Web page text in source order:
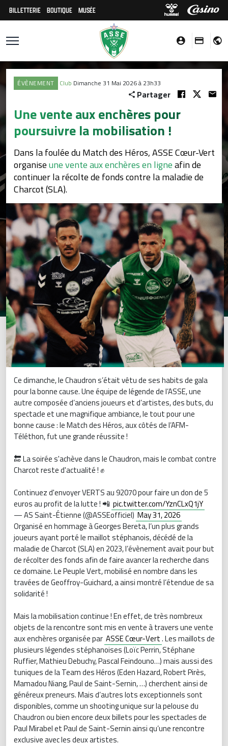
BILLETTERIE BOUTIQUE MUSÉE
ÉVÈNEMENT Club Dimanche 31 Mai 2026 à 23h33
Partager
Une vente aux enchères pour
poursuivre la mobilisation !
Dans la foulée du Match des Héros, ASSE Cœur-Vert
organiseune vente aux enchères en ligneafin de
continuer la récolte de fonds contre la maladie de
Charcot (SLA).
Ce dimanche, le Chaudron s’était vêtu de ses habits de gala
pour la bonne cause. Une équipe de légende de l’ASSE, une
autre composée d’anciens joueurs et d’artistes, des buts, du
spectacle et une magnifique ambiance, le tout pour une
bonne cause : le Match des Héros, aux côtés de l’AFM-
Téléthon, fut une grande réussite !
🔚 La soirée s'achève dans le Chaudron, mais le combat contre
Charcot reste d'actualité ! ✊
Continuez d'envoyer VERTS au 92070 pour faire un don de 5
euros au profit de la lutte ! 📲 pic.twitter.com/YznCLxQ1jY
— AS Saint-Étienne (@ASSEofficiel) May 31, 2026
Organisé en hommage à Georges Bereta, l’un plus grands
joueurs ayant porté le maillot stéphanois, décédé de la
maladie de Charcot (SLA) en 2023, l’évènement avait pour but
de récolter des fonds afin de faire avancer la recherche dans
ce domaine. Le Peuple Vert, mobilisé en nombre dans les
travées de Geoffroy-Guichard, a ainsi montré l’étendue de sa
solidarité !
Mais la mobilisation continue ! En effet, de très nombreux
objets de la rencontre sont mis en vente à travers une vente
aux enchères organisée par ASSE Cœur-Vert. Les maillots de
plusieurs légendes stéphanoises (Loïc Perrin, Stéphane
Ruffier, Mathieu Debuchy, Pascal Feindouno…) mais aussi des
tuniques de la Team des Héros (Eden Hazard, Robert Pirès,
Mamadou Niang, Paul de Saint-Sernin, …) cherchent ainsi de
généreux preneurs. Mais d’autres lots exceptionnels sont
disponibles, comme un shooting unique sur la pelouse du
Chaudron ou bien encore deux billets pour les spectacles de
Paul Mirabel et Paul de Saint-Sernin ainsi qu’une rencontre
exclusive avec les deux artistes.